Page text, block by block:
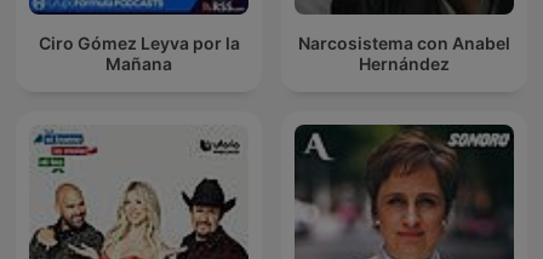
Ciro Gómez Leyva por la
Mañana
Narcosistema con Anabel
Hernández